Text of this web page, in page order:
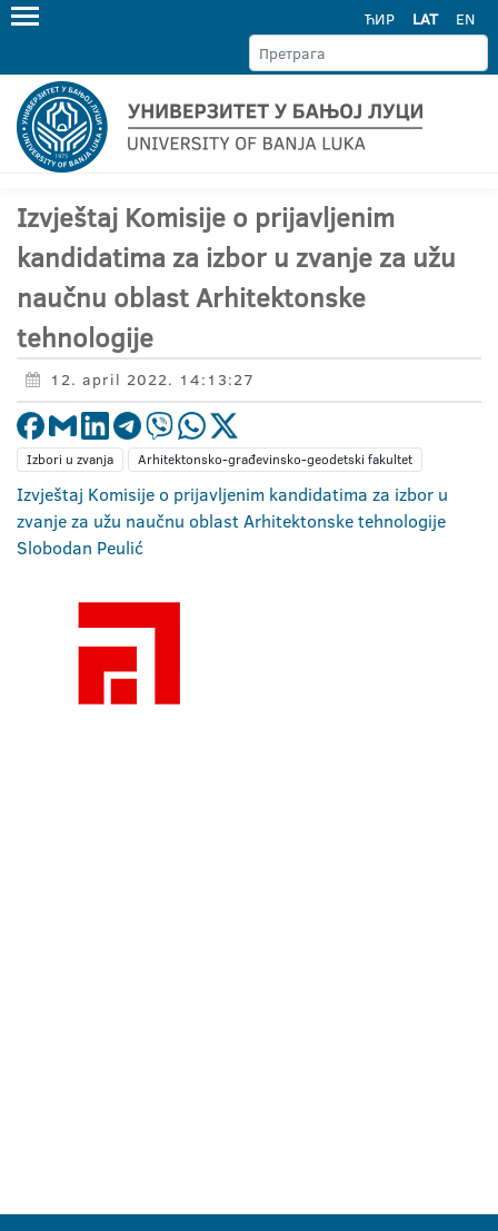
ЋИР LAT EN
Izvještaj Komisije o prijavljenim
kandidatima za izbor u zvanje za užu
naučnu oblast Arhitektonske
tehnologije
12. april 2022. 14:13:27
Izbori u zvanja Arhitektonsko-građevinsko-geodetski fakultet
Izvještaj Komisije o prijavljenim kandidatima za izbor u
zvanje za užu naučnu oblast Arhitektonske tehnologije
Slobodan Peulić